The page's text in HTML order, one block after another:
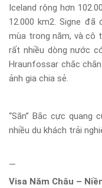
Iceland rộng hơn
12.000 km2. Signe
mùa trong năm, và cô
rất nhiều dòng nước
Hraunfossar chắc
ảnh gia chia sẻ.
“Săn” Bắc cực
nhiều du khách trải
—
Visa Năm Châu –